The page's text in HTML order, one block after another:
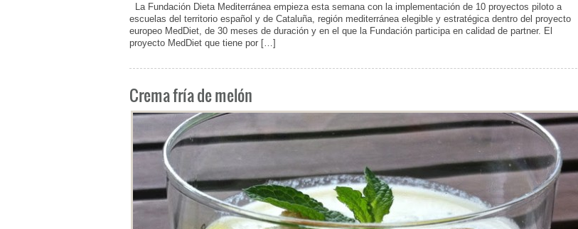
La Fundación Dieta Mediterránea empieza esta semana con la implementación de 10 proyectos piloto a
escuelas del territorio español y de Cataluña, región mediterránea elegible y estratégica dentro del proyecto
europeo MedDiet, de 30 meses de duración y en el que la Fundación participa en calidad de partner. El
proyecto MedDiet que tiene por […]
Crema fría de melón